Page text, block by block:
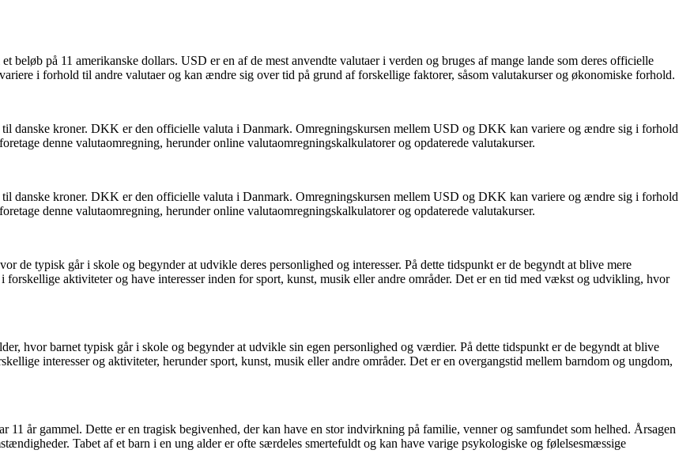
på 11 amerikanske dollars. USD er en af de mest anvendte valutaer i verden og bruges af mange lande som deres officielle
i forhold til andre valutaer og kan ændre sig over tid på grund af forskellige faktorer, såsom valutakurser og økonomiske forhold.
danske kroner. DKK er den officielle valuta i Danmark. Omregningskursen mellem USD og DKK kan variere og ændre sig i forhold
denne valutaomregning, herunder online valutaomregningskalkulatorer og opdaterede valutakurser.
danske kroner. DKK er den officielle valuta i Danmark. Omregningskursen mellem USD og DKK kan variere og ændre sig i forhold
denne valutaomregning, herunder online valutaomregningskalkulatorer og opdaterede valutakurser.
de typisk går i skole og begynder at udvikle deres personlighed og interesser. På dette tidspunkt er de begyndt at blive mere
aktiviteter og have interesser inden for sport, kunst, musik eller andre områder. Det er en tid med vækst og udvikling, hvor
hvor barnet typisk går i skole og begynder at udvikle sin egen personlighed og værdier. På dette tidspunkt er de begyndt at blive
interesser og aktiviteter, herunder sport, kunst, musik eller andre områder. Det er en overgangstid mellem barndom og ungdom,
år gammel. Dette er en tragisk begivenhed, der kan have en stor indvirkning på familie, venner og samfundet som helhed. Årsagen
Tabet af et barn i en ung alder er ofte særdeles smertefuldt og kan have varige psykologiske og følelsesmæssige